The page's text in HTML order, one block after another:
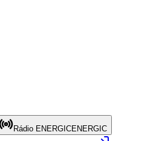
Rádio ENERGICENERGIC